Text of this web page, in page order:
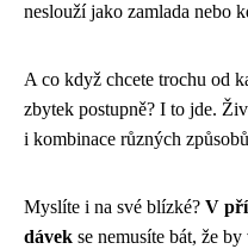
neslouží jako zamlada nebo
A co když chcete trochu od
zbytek postupně? I to jde.
i kombinace různých
Myslíte i na své blízké? V
dávek se nemusíte bát, že